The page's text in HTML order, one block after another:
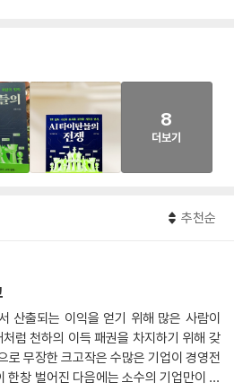
8
더보기
추천순
산출되는 이익을 얻기 위해 많은 사람이
럼 천하의 이득 패권을 차지하기 위해 갖
로 무장한 크고작은 수많은 기업이 경영전
한창 벌어진 다음에는 소수의 기업만이 살